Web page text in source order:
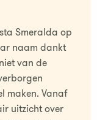
Smeralda op
naam dankt
van de
maken. Vanaf
uitzicht over